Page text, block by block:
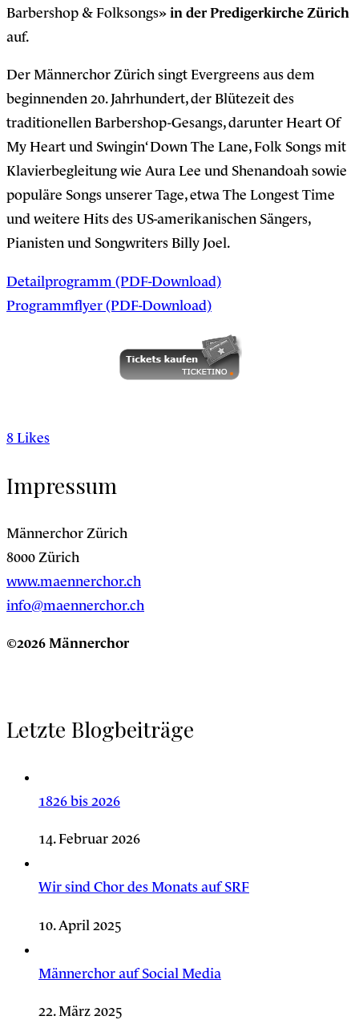
Barbershop & Folksongs» in der Predigerkirche Zürich
auf.
Der Männerchor Zürich singt Evergreens aus dem
beginnenden 20. Jahrhundert, der Blütezeit des
traditionellen Barbershop-Gesangs, darunter Heart Of
My Heart und Swingin‘ Down The Lane, Folk Songs mit
Klavierbegleitung wie Aura Lee und Shenandoah sowie
populäre Songs unserer Tage, etwa The Longest Time
und weitere Hits des US-amerikanischen Sängers,
Pianisten und Songwriters Billy Joel.
Detailprogramm (PDF-Download)
Programmflyer (PDF-Download)
8 Likes
Impressum
Männerchor Zürich
8000 Zürich
www.maennerchor.ch
info@maennerchor.ch
©2026 Männerchor
Letzte Blogbeiträge
1826 bis 2026
14. Februar 2026
Wir sind Chor des Monats auf SRF
10. April 2025
Männerchor auf Social Media
22. März 2025